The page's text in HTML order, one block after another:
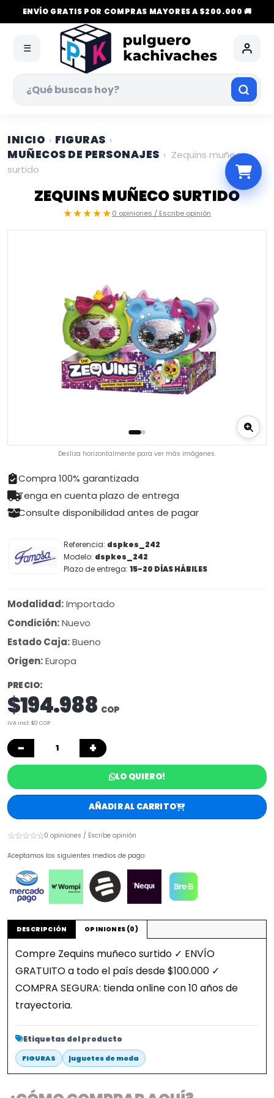
ENVÍO GRATIS POR COMPRAS MAYORES A $200.000 🚚
☰
INICIO › FIGURAS ›
MUÑECOS DE PERSONAJES › Zequins muñeco
surtido
ZEQUINS MUÑECO SURTIDO
★★★★★0 opiniones / Escribe opinión
Desliza horizontalmente para ver más imágenes.
Compra 100% garantizada
Tenga en cuenta plazo de entrega
Consulte disponibilidad antes de pagar
Referencia: dspkes_242
Modelo: dspkes_242
Plazo de entrega: 15-20 DÍAS HÁBILES
Modalidad:Importado
Condición:Nuevo
Estado Caja:Bueno
Origen:Europa
PRECIO:
$194.988 COP
IVA incl: $0 COP
− +
LO QUIERO!
AÑADIR AL CARRITO
☆☆☆☆☆0 opiniones / Escribe opinión
Aceptamos los siguientes medios de pago:
DESCRIPCIÓN OPINIONES (0)
Compre Zequins muñeco surtido ✓ ENVÍO
GRATUITO a todo el país desde $100.000 ✓
COMPRA SEGURA: tienda online con 10 años de
trayectoria.
Etiquetas del producto
FIGURAS juguetes de moda